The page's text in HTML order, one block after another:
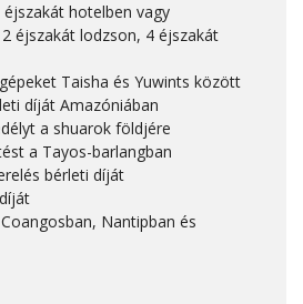
hotelben vagy
éjszakát lodzson, 4 éjszakát
Taisha és Yuwints között
díját Amazóniában
a shuarok földjére
a Tayos-barlangban
bérleti díját
Nantipban és